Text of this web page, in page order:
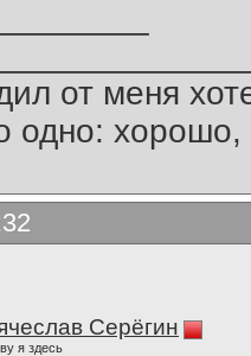
от меня
одно:
Серёгин
я здесь